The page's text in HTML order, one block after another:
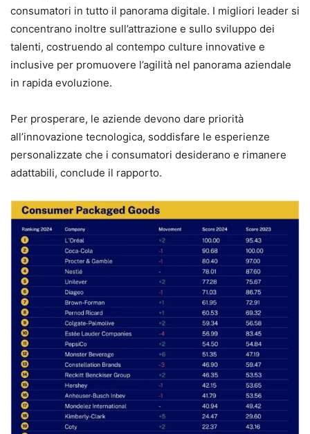
consumatori in tutto il panorama digitale. I migliori leader si
concentrano inoltre sull’attrazione e sullo sviluppo dei
talenti, costruendo al contempo culture innovative e
inclusive per promuovere l’agilità nel panorama aziendale
in rapida evoluzione.
Per prosperare, le aziende devono dare priorità
all’innovazione tecnologica, soddisfare le esperienze
personalizzate che i consumatori desiderano e rimanere
adattabili, conclude il rapporto.